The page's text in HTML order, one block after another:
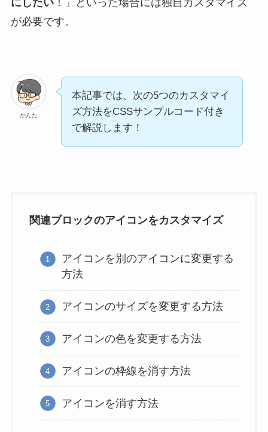
にしたい！」といった場合には独自カスタマイズ
が必要です。
かんた
本記事では、次の5つのカスタマイ
ズ方法をCSSサンプルコード付き
で解説します！
関連ブロックのアイコンをカスタマイズ
アイコンを別のアイコンに変更する
方法
アイコンのサイズを変更する方法
アイコンの色を変更する方法
アイコンの枠線を消す方法
アイコンを消す方法